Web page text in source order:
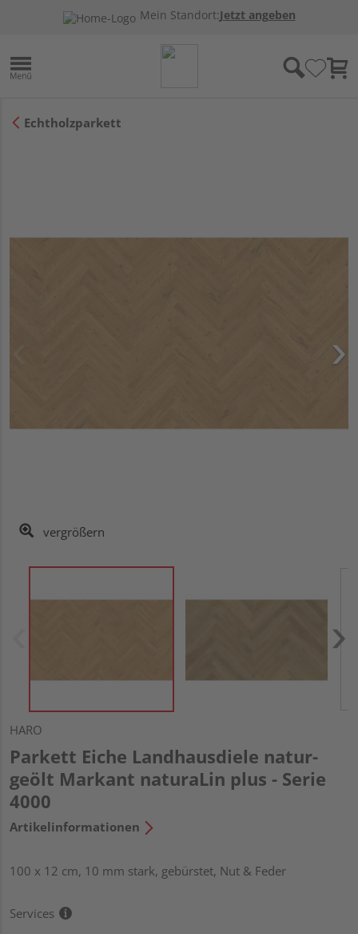
Mein Standort:Jetzt angeben
Echtholzparkett
vergrößern
HARO
Parkett Eiche Landhausdiele natur-
geölt Markant naturaLin plus - Serie
4000
Artikelinformationen
100 x 12 cm, 10 mm stark, gebürstet, Nut & Feder
Services